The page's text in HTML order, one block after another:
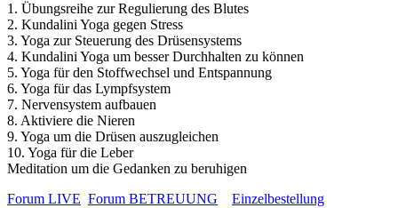
1. Übungsreihe zur Regulierung des Blutes
2. Kundalini Yoga gegen Stress
3. Yoga zur Steuerung des Drüsensystems
4. Kundalini Yoga um besser Durchhalten zu können
5. Yoga für den Stoffwechsel und Entspannung
6. Yoga für das Lympfsystem
7. Nervensystem aufbauen
8. Aktiviere die Nieren
9. Yoga um die Drüsen auszugleichen
10. Yoga für die Leber
Meditation um die Gedanken zu beruhigen
Forum LIVE Forum BETREUUNG Einzelbestellung